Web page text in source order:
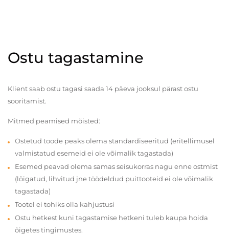
Ostu tagastamine
Klient saab ostu tagasi saada 14 päeva jooksul pärast ostu
sooritamist.
Mitmed peamised mõisted:
Ostetud toode peaks olema standardiseeritud (eritellimusel
valmistatud esemeid ei ole võimalik tagastada)
Esemed peavad olema samas seisukorras nagu enne ostmist
(lõigatud, lihvitud jne töödeldud puittooteid ei ole võimalik
tagastada)
Tootel ei tohiks olla kahjustusi
Ostu hetkest kuni tagastamise hetkeni tuleb kaupa hoida
õigetes tingimustes.